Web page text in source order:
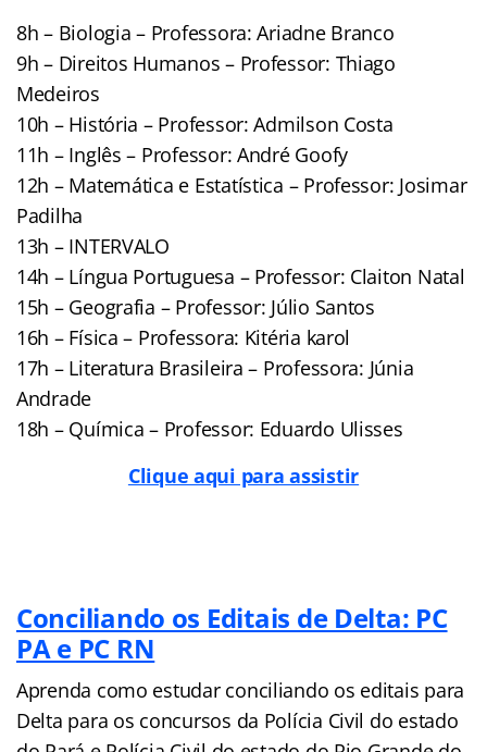
8h – Biologia – Professora: Ariadne Branco
9h – Direitos Humanos – Professor: Thiago
Medeiros
10h – História – Professor: Admilson Costa
11h – Inglês – Professor: André Goofy
12h – Matemática e Estatística – Professor: Josimar
Padilha
13h – INTERVALO
14h – Língua Portuguesa – Professor: Claiton Natal
15h – Geografia – Professor: Júlio Santos
16h – Física – Professora: Kitéria karol
17h – Literatura Brasileira – Professora: Júnia
Andrade
18h – Química – Professor: Eduardo Ulisses
Clique aqui para assistir
Conciliando os Editais de Delta: PC
PA e PC RN
Aprenda como estudar conciliando os editais para
Delta para os concursos da Polícia Civil do estado